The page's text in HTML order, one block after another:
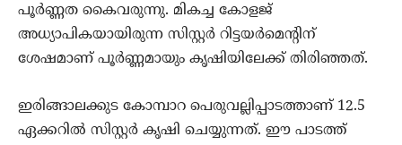
പൂര്‍ണ്ണത കൈവരുന്നു. മികച്ച കോളജ്
അധ്യാപികയായിരുന്ന സിസ്റ്റര്‍ റിട്ടയര്‍മെന്റിന്
ശേഷമാണ് പൂര്‍ണ്ണമായും കൃഷിയിലേക്ക് തിരിഞ്ഞത്.
ഇരിങ്ങാലക്കുട കോമ്പാറ പെരുവല്ലിപ്പാടത്താണ് 12.5
ഏക്കറില്‍ സിസ്റ്റര്‍ കൃഷി ചെയ്യുന്നത്. ഈ പാടത്ത്